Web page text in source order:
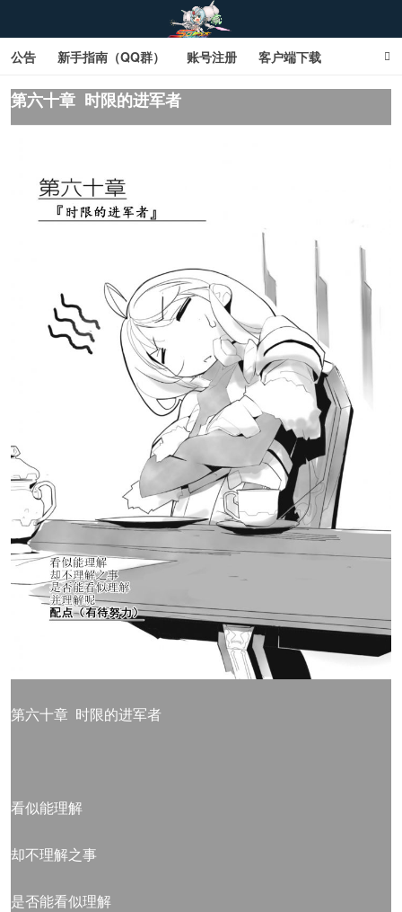
公告 新手指南（QQ群） 账号注册 客户端下载
SD钢达服数据库（网页版） SD钢达服数据库（石墨版）
第六十章 时限的进军者
第六十章 时限的进军者
看似能理解
却不理解之事
是否能看似理解